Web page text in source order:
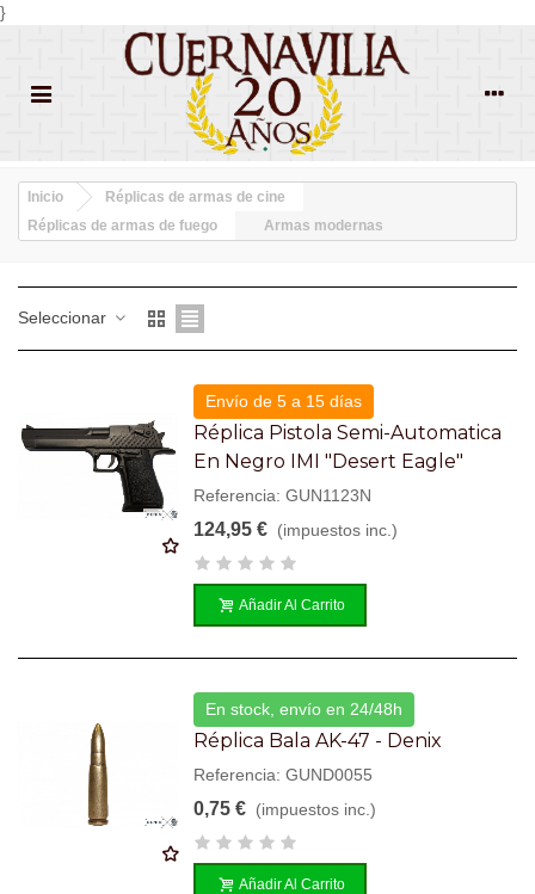
}
Inicio
Réplicas de armas de cine
Réplicas de armas de fuego
Armas modernas
Seleccionar
Envío de 5 a 15 días
Réplica Pistola Semi-Automatica
En Negro IMI "Desert Eagle"
Referencia: GUN1123N
124,95 € (impuestos inc.)
Añadir Al Carrito
En stock, envío en 24/48h
Réplica Bala AK-47 - Denix
Referencia: GUND0055
0,75 € (impuestos inc.)
Añadir Al Carrito